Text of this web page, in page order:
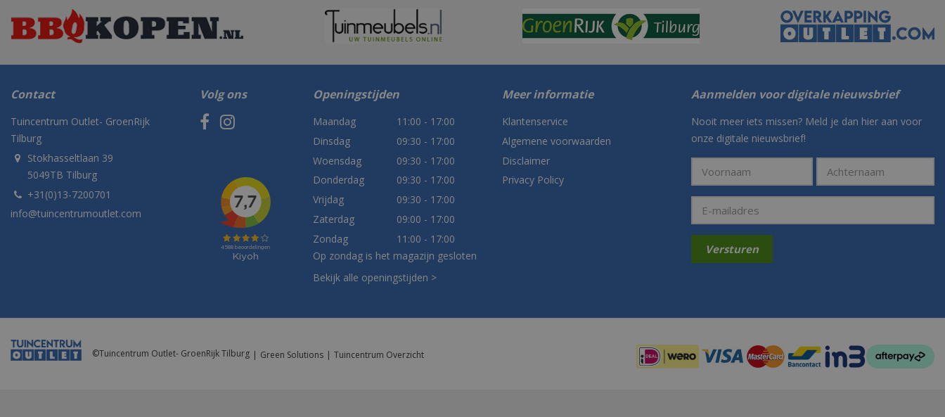
Contact
Tuincentrum Outlet- GroenRijk
Tilburg
Stokhasseltlaan 39
5049TB Tilburg
+31(0)13-7200701
info@tuincentrumoutlet.com
Volg ons Openingstijden
Maandag
11:00 - 17:00
Dinsdag
09:30 - 17:00
Woensdag
09:30 - 17:00
Donderdag
09:30 - 17:00
Vrijdag
09:30 - 17:00
Zaterdag
09:00 - 17:00
Zondag
11:00 - 17:00
Op zondag is het magazijn gesloten
Bekijk alle openingstijden >
Meer informatie
Klantenservice
Algemene voorwaarden
Disclaimer
Privacy Policy
Aanmelden voor digitale nieuwsbrief
Nooit meer iets missen? Meld je dan hier aan voor
onze digitale nieuwsbrief!
©Tuincentrum Outlet- GroenRijk Tilburg Green Solutions Tuincentrum Overzicht